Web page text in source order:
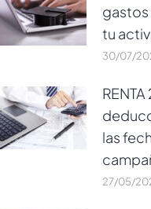
tu
30/07/
las
27/05/